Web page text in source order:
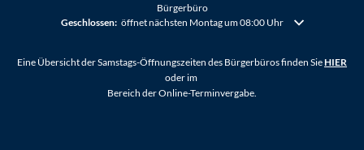
Bürgerbüro
Klicken, um weitere Öffnungs- oder Schließzeiten auszublenden
Geschlossen: öffnet nächsten Montag um 08:00 Uhr
Eine Übersicht der Samstags-Öffnungszeiten des Bürgerbüros finden SieHIER
oder im
Bereich der Online-Terminvergabe.